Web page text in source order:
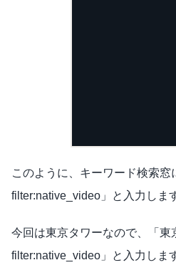
このように、キーワード検索窓
filter:native_video」と入力しま
今回は東京タワーなので、「東
filter:native_video」と入力しま